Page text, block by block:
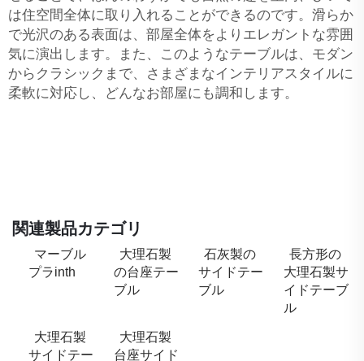
は住空間全体に取り入れることができるのです。滑らか
で光沢のある表面は、部屋全体をよりエレガントな雰囲
気に演出します。また、このようなテーブルは、モダン
からクラシックまで、さまざまなインテリアスタイルに
柔軟に対応し、どんなお部屋にも調和します。
関連製品カテゴリ
マーブル
プラinth
大理石製
の台座テー
ブル
石灰製の
サイドテー
ブル
長方形の
大理石製サ
イドテーブ
ル
大理石製
サイドテー
大理石製
台座サイド